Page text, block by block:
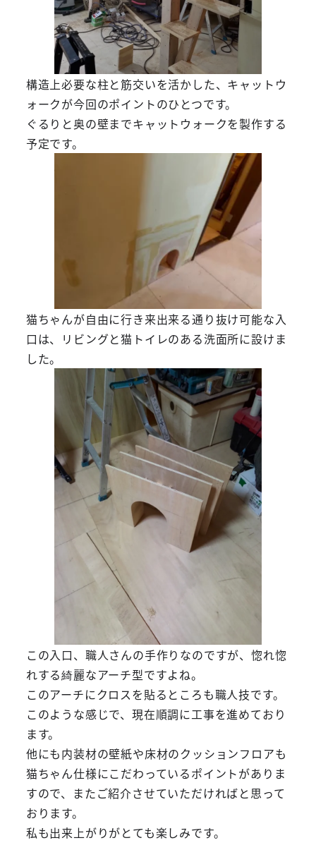
構造上必要な柱と筋交いを活かした、キャットウ
ォークが今回のポイントのひとつです。
ぐるりと奥の壁までキャットウォークを製作する
予定です。
猫ちゃんが自由に行き来出来る通り抜け可能な入
口は、リビングと猫トイレのある洗面所に設けま
した。
この入口、職人さんの手作りなのですが、惚れ惚
れする綺麗なアーチ型ですよね。
このアーチにクロスを貼るところも職人技です。
このような感じで、現在順調に工事を進めており
ます。
他にも内装材の壁紙や床材のクッションフロアも
猫ちゃん仕様にこだわっているポイントがありま
すので、またご紹介させていただければと思って
おります。
私も出来上がりがとても楽しみです。